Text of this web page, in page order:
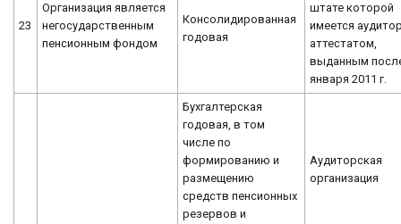
23
Организация является
негосударственным
пенсионным фондом
Консолидированная
годовая
штате которой
имеется
аттестатом,
выданным
января 2011 г.
Бухгалтерская
годовая, в том
числе по
формированию и
размещению
средств пенсионных
резервов и
Аудиторская
организация